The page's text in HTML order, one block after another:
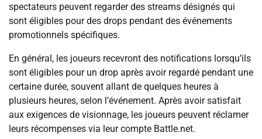
spectateurs peuvent regarder des streams désignés qui
sont éligibles pour des drops pendant des événements
promotionnels spécifiques.
En général, les joueurs recevront des notifications lorsqu’ils
sont éligibles pour un drop après avoir regardé pendant une
certaine durée, souvent allant de quelques heures à
plusieurs heures, selon l’événement. Après avoir satisfait
aux exigences de visionnage, les joueurs peuvent réclamer
leurs récompenses via leur compte Battle.net.